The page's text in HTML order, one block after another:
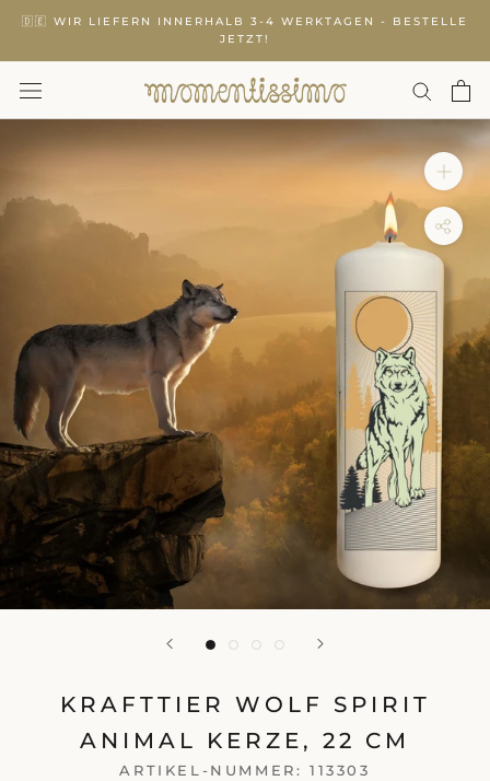
Zurück
Inhalt
🇩🇪 WIR LIEFERN INNERHALB 3-4 WERKTAGEN - BESTELLE
JETZT!
KRAFTTIER WOLF SPIRIT
ANIMAL KERZE, 22 CM
ARTIKEL-NUMMER: 113303